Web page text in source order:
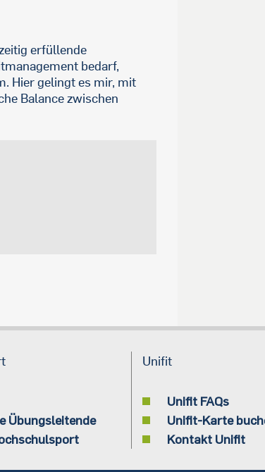
erfüllende
bedarf,
Hier gelingt es mir, mit
Balance zwischen
Übungsleitende
Unifit
Unifit FAQs
Unifit-Karte
Kontakt Unifit